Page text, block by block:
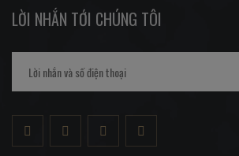
LỜI NHẮN TỚI CHÚNG TÔI